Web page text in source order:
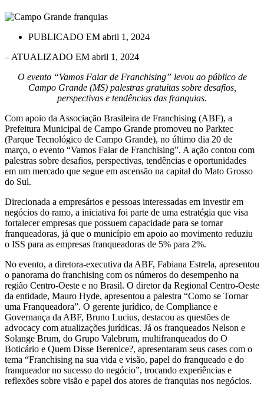
PUBLICADO EM abril 1, 2024
– ATUALIZADO EM abril 1, 2024
O evento “Vamos Falar de Franchising” levou ao público de
Campo Grande (MS) palestras gratuitas sobre desafios,
perspectivas e tendências das franquias.
Com apoio da Associação Brasileira de Franchising (ABF), a
Prefeitura Municipal de Campo Grande promoveu no Parktec
(Parque Tecnológico de Campo Grande), no último dia 20 de
março, o evento “Vamos Falar de Franchising”. A ação contou com
palestras sobre desafios, perspectivas, tendências e oportunidades
em um mercado que segue em ascensão na capital do Mato Grosso
do Sul.
Direcionada a empresários e pessoas interessadas em investir em
negócios do ramo, a iniciativa foi parte de uma estratégia que visa
fortalecer empresas que possuem capacidade para se tornar
franqueadoras, já que o município em apoio ao movimento reduziu
o ISS para as empresas franqueadoras de 5% para 2%.
No evento, a diretora-executiva da ABF, Fabiana Estrela, apresentou
o panorama do franchising com os números do desempenho na
região Centro-Oeste e no Brasil. O diretor da Regional Centro-Oeste
da entidade, Mauro Hyde, apresentou a palestra “Como se Tornar
uma Franqueadora”. O gerente jurídico, de Compliance e
Governança da ABF, Bruno Lucius, destacou as questões de
advocacy com atualizações jurídicas. Já os franqueados Nelson e
Solange Brum, do Grupo Valebrum, multifranqueados do O
Boticário e Quem Disse Berenice?, apresentaram seus cases com o
tema “Franchising na sua vida e visão, papel do franqueado e do
franqueador no sucesso do negócio”, trocando experiências e
reflexões sobre visão e papel dos atores de franquias nos negócios.